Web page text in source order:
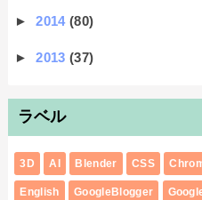
►2014(80)
►2013(37)
ラベル
3D AI Blender CSS
English GoogleBlogger